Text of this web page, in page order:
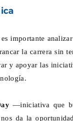
importante
la carrera sin
y apoyar las
—iniciativa que
da la